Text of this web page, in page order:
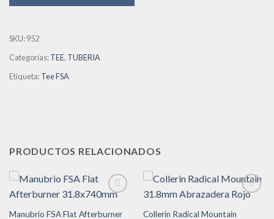
SKU:952
Categorías:TEE, TUBERIA
Etiqueta:Tee FSA
PRODUCTOS RELACIONADOS
Manubrio FSA Flat Afterburner Collerin Radical Mountain